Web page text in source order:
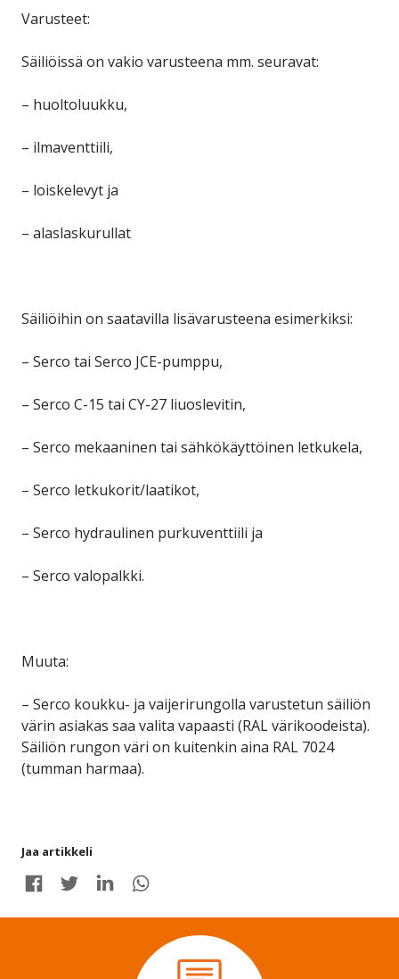
Varusteet:
Säiliöissä on vakio varusteena mm. seuravat:
– huoltoluukku,
– ilmaventtiili,
– loiskelevyt ja
– alaslaskurullat
Säiliöihin on saatavilla lisävarusteena esimerkiksi:
– Serco tai Serco JCE-pumppu,
– Serco C-15 tai CY-27 liuoslevitin,
– Serco mekaaninen tai sähkökäyttöinen letkukela,
– Serco letkukorit/laatikot,
– Serco hydraulinen purkuventtiili ja
– Serco valopalkki.
Muuta:
– Serco koukku- ja vaijerirungolla varustetun säiliön
värin asiakas saa valita vapaasti (RAL värikoodeista).
Säiliön rungon väri on kuitenkin aina RAL 7024
(tumman harmaa).
Jaa artikkeli
Share on FacebookShare on Twitter Share on LinkedIn